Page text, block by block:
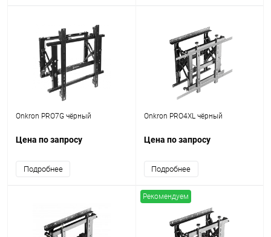
Onkron PRO7G чёрный
Цена по запросу
Подробнее
Onkron PRO4XL чёрный
Цена по запросу
Подробнее
Рекомендуем